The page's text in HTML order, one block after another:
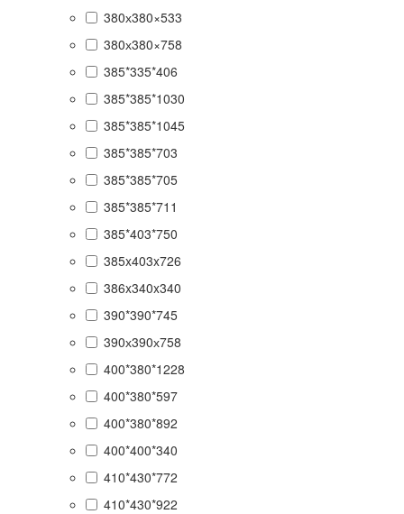
380х380×533
380х380×758
385*335*406
385*385*1030
385*385*1045
385*385*703
385*385*705
385*385*711
385*403*750
385x403x726
386x340x340
390*390*745
390х390х758
400*380*1228
400*380*597
400*380*892
400*400*340
410*430*772
410*430*922